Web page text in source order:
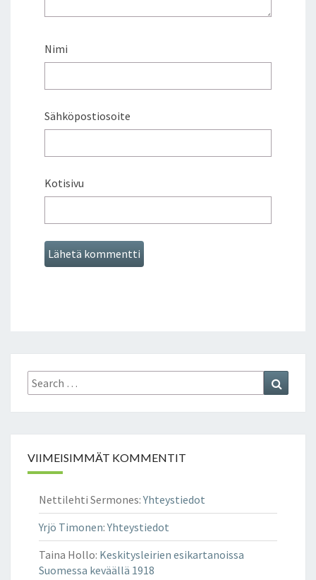
Nimi
Sähköpostiosoite
Kotisivu
Search
for:
VIIMEISIMMÄT KOMMENTIT
Nettilehti Sermones:Yhteystiedot
Yrjö Timonen:Yhteystiedot
Taina Hollo: Keskitysleirien esikartanoissa
Suomessa keväällä 1918